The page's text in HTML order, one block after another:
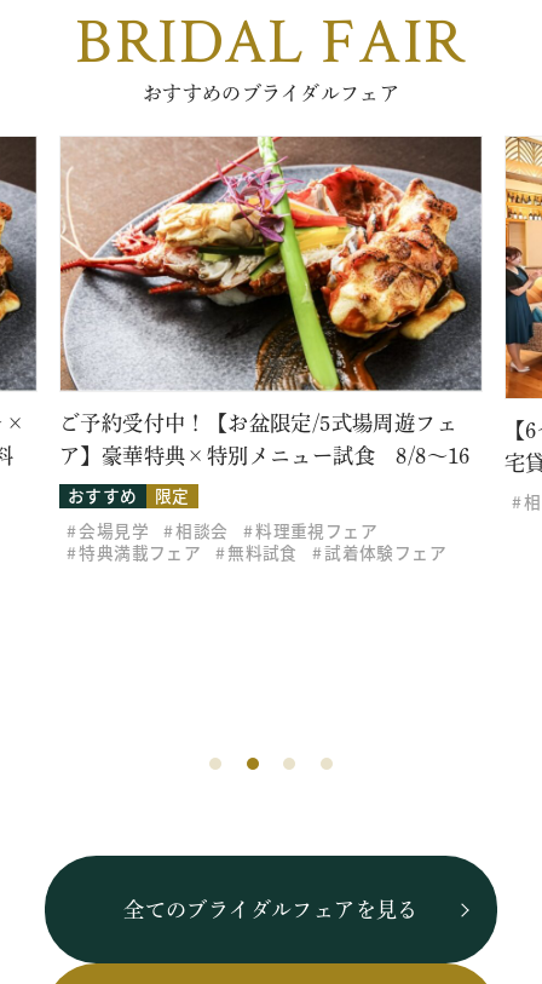
BRIDAL FAIR
おすすめのブライダルフェア
場周遊フェ
食 8/8～16
体験フェア
【6～30名様アットホームウェディング
宅貸切家族会食
相談会
全てのブライダルフェアを見る